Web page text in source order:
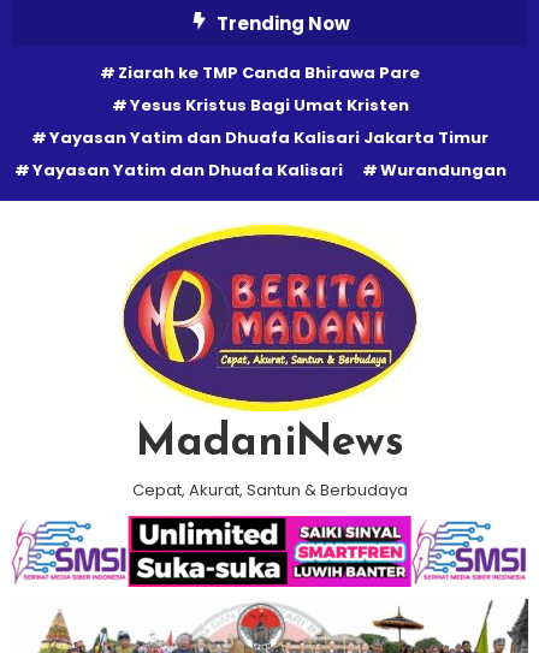
Trending Now
Ziarah ke TMP Canda Bhirawa Pare
Yesus Kristus Bagi Umat Kristen
Yayasan Yatim dan Dhuafa Kalisari Jakarta Timur
Yayasan Yatim dan Dhuafa Kalisari
Wurandungan
MadaniNews
Cepat, Akurat, Santun & Berbudaya